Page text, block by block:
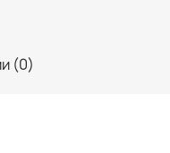
(0)